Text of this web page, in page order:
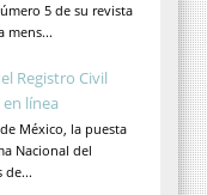
5 de su revista
mens...
Registro Civil
línea
México, la puesta
Nacional del
de...